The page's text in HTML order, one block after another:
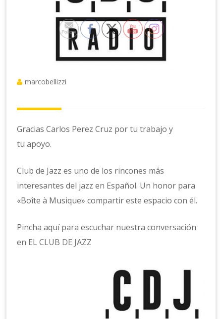
marcobellizzi
Gracias Carlos Perez Cruz por tu trabajo y
tu apoyo.
Club de Jazz es uno de los rincones más
interesantes del jazz en Español. Un honor para
«Boîte à Musique» compartir este espacio con él.
Pincha aquí para escuchar nuestra conversación
en EL CLUB DE JAZZ